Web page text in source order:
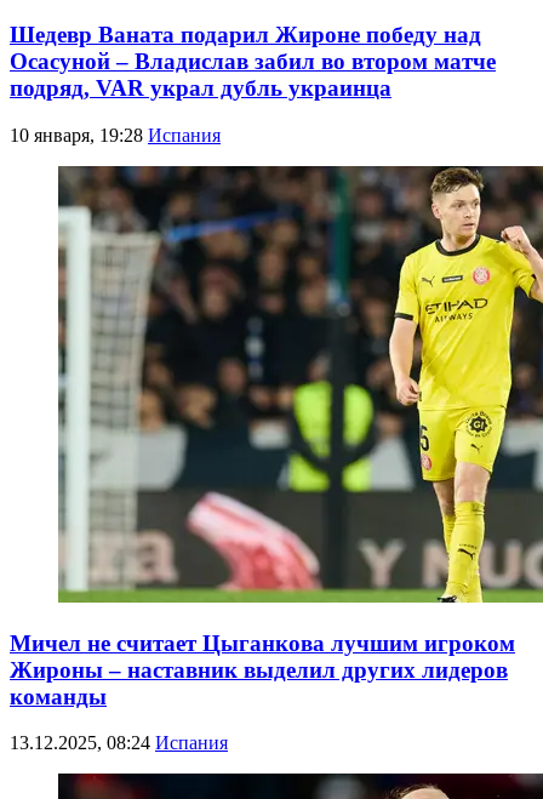
Шедевр Ваната подарил Жироне победу над
Осасуной – Владислав забил во втором матче
подряд, VAR украл дубль украинца
10 января, 19:28 Испания
Мичел не считает Цыганкова лучшим игроком
Жироны – наставник выделил других лидеров
команды
13.12.2025, 08:24 Испания